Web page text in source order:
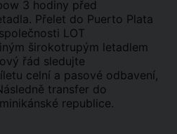
3 hodiny před
Přelet do Puerto Plata
LOT
širokotrupým letadlem
řád sledujte
celní a pasové odbavení,
transfer do
republice.